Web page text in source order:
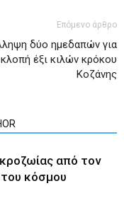
Επόμενο άρθρο
δύο ημεδαπών για
κλοπή έξι κιλών κρόκου
Κοζάνης
από τον
κόσμου